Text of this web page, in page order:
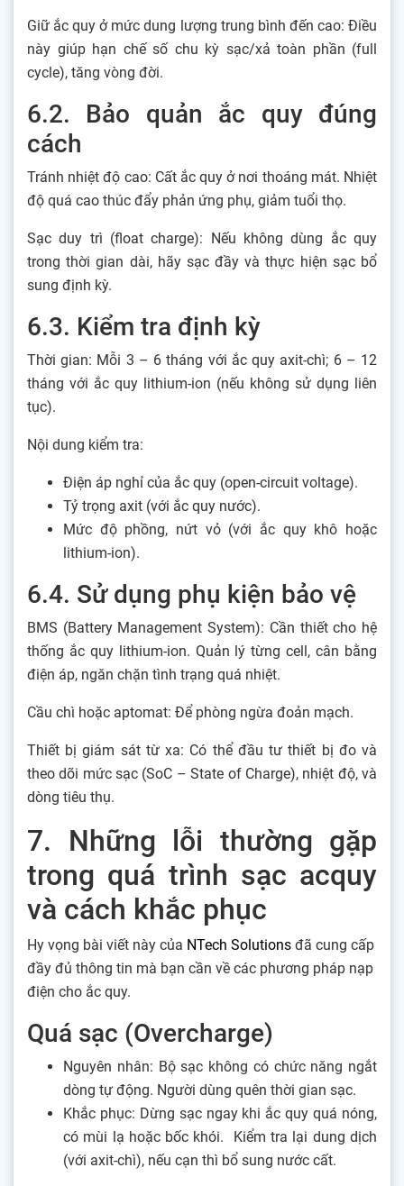
Giữ ắc quy ở mức dung lượng trung bình đến cao: Điều
này giúp hạn chế số chu kỳ sạc/xả toàn phần (full
cycle), tăng vòng đời.
6.2. Bảo quản ắc quy đúng
cách
Tránh nhiệt độ cao: Cất ắc quy ở nơi thoáng mát. Nhiệt
độ quá cao thúc đẩy phản ứng phụ, giảm tuổi thọ.
Sạc duy trì (float charge): Nếu không dùng ắc quy
trong thời gian dài, hãy sạc đầy và thực hiện sạc bổ
sung định kỳ.
6.3. Kiểm tra định kỳ
Thời gian: Mỗi 3 – 6 tháng với ắc quy axit-chì; 6 – 12
tháng với ắc quy lithium-ion (nếu không sử dụng liên
tục).
Nội dung kiểm tra:
Điện áp nghỉ của ắc quy (open-circuit voltage).
Tỷ trọng axit (với ắc quy nước).
Mức độ phồng, nứt vỏ (với ắc quy khô hoặc
lithium-ion).
6.4. Sử dụng phụ kiện bảo vệ
BMS (Battery Management System): Cần thiết cho hệ
thống ắc quy lithium-ion. Quản lý từng cell, cân bằng
điện áp, ngăn chặn tình trạng quá nhiệt.
Cầu chì hoặc aptomat: Để phòng ngừa đoản mạch.
Thiết bị giám sát từ xa: Có thể đầu tư thiết bị đo và
theo dõi mức sạc (SoC – State of Charge), nhiệt độ, và
dòng tiêu thụ.
7. Những lỗi thường gặp
trong quá trình sạc acquy
và cách khắc phục
Hy vọng bài viết này của NTech Solutions đã cung cấp
đầy đủ thông tin mà bạn cần về các phương pháp nạp
điện cho ắc quy.
Quá sạc (Overcharge)
Nguyên nhân: Bộ sạc không có chức năng ngắt
dòng tự động. Người dùng quên thời gian sạc.
Khắc phục: Dừng sạc ngay khi ắc quy quá nóng,
có mùi lạ hoặc bốc khói. Kiểm tra lại dung dịch
(với axit-chì), nếu cạn thì bổ sung nước cất.